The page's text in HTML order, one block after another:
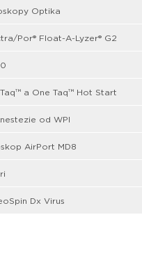
Optika
Por® Float-A-Lyzer® G2
a One Taq™ Hot Start
od WPI
AirPort MD8
Dx Virus